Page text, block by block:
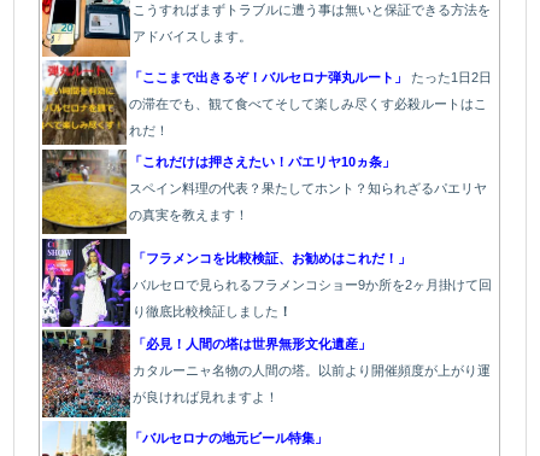
こうすればまずトラブルに遭う事は無いと保証できる方法を
アドバイスします。
「ここまで出きるぞ！バルセロナ弾丸ルート」 たった1 日2日
の滞在でも、観て食べてそして楽しみ尽くす必殺ルートはこ
れだ！
「これだけは押さえたい！パエリヤ10ヵ条」
スペイン料理の代表？果たしてホント？知られざるパエリヤ
の真実を教えます！
「フラメンコを比較検証、お勧めはこれだ！」
バルセロで見られるフラメンコショー9か所を2ヶ月掛けて回
り徹底比較検証しました ！
「必見！人間の塔は世界無形文化遺産」
カタルーニャ名物の人間の塔。以前より開催頻度が上がり運
が良ければ見れますよ！
「バルセロナの地元ビール特集」